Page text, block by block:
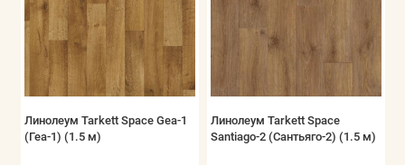
Линолеум Tarkett Space Gea-1
(Геа-1) (1.5 м)
Линолеум Tarkett Space
Santiago-2 (Сантьяго-2) (1.5 м)